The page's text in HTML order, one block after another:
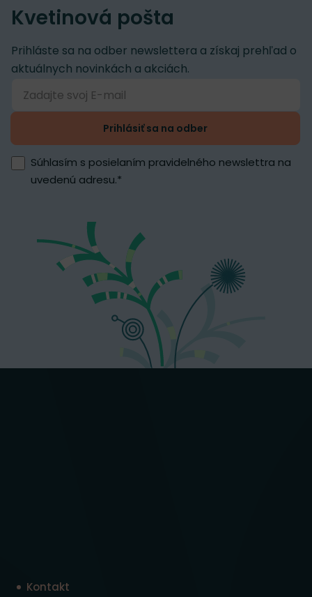
Kvetinová pošta
Prihláste sa na odber newslettera a získaj prehľad o
aktuálnych novinkách a akciách.
Prihlásiť sa na odber
Súhlasím s posielaním pravidelného newslettra na
uvedenú adresu.*
Kontakt